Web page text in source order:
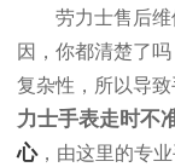
劳力士售后维
因，你都清楚了
复杂性，所以导
力士手表走时不
心，由这里的专